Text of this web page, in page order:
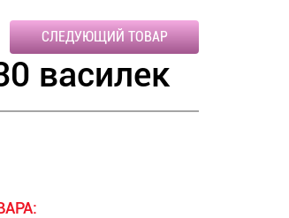
СЛЕДУЮЩИЙ ТОВАР
василек